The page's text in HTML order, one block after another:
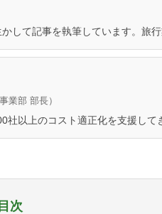
して記事を執筆しています。旅行
業部 部長）
以上のコスト適正化を支援して
目次